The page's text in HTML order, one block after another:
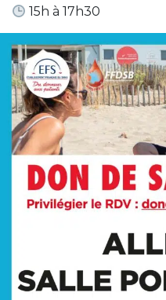
15h à 17h30